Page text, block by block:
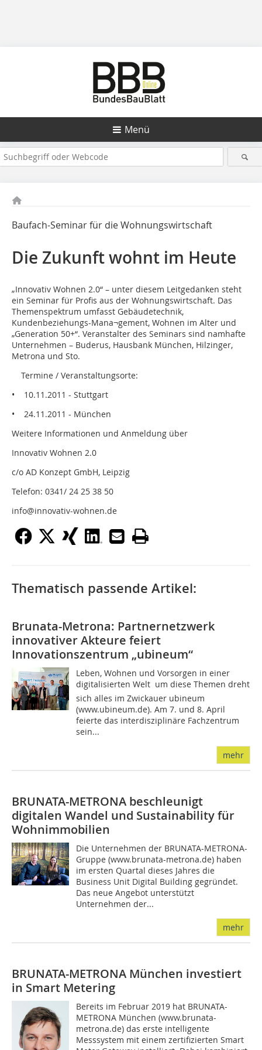
Menü
Baufach-Seminar für die Wohnungswirtschaft
Die Zukunft wohnt im Heute
„Innovativ Wohnen 2.0“ – unter diesem Leitgedanken steht
ein Seminar für Profis aus der Wohnungswirtschaft. Das
Themenspektrum umfasst Gebäudetechnik,
Kundenbeziehungs-Mana¬gement, Wohnen im Alter und
„Generation 50+“. Veranstalter des Seminars sind namhafte
Unternehmen – Buderus, Hausbank München, Hilzinger,
Metrona und Sto.
Termine / Veranstaltungsorte:
• 10.11.2011 - Stuttgart
• 24.11.2011 - München
Weitere Informationen und Anmeldung über
Innovativ Wohnen 2.0
c/o AD Konzept GmbH, Leipzig
Telefon: 0341/ 24 25 38 50
info@innovativ-wohnen.de
Thematisch passende Artikel:
Brunata-Metrona: Partnernetzwerk
innovativer Akteure feiert
Innovationszentrum „ubineum“
Leben, Wohnen und Vorsorgen in einer
digitalisierten Welt  um diese Themen dreht
sich alles im Zwickauer ubineum
(www.ubineum.de). Am 7. und 8. April
feierte das interdisziplinäre Fachzentrum
sein...
mehr
BRUNATA-METRONA beschleunigt
digitalen Wandel und Sustainability für
Wohnimmobilien
Die Unternehmen der BRUNATA-METRONA-
Gruppe (www.brunata-metrona.de) haben
im ersten Quartal dieses Jahres die
Business Unit Digital Building gegründet.
Das neue Angebot unterstützt
Unternehmen der...
mehr
BRUNATA-METRONA München investiert
in Smart Metering
Bereits im Februar 2019 hat BRUNATA-
METRONA München (www.brunata-
metrona.de) das erste intelligente
Messsystem mit einem zertifizierten Smart